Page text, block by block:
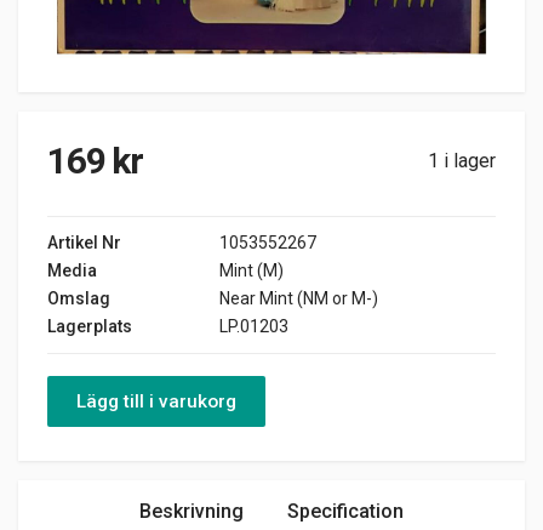
169 kr 1 i lager
Artikel Nr
1053552267
Media
Mint (M)
Omslag
Near Mint (NM or M-)
Lagerplats
LP.01203
Lägg till i varukorg
Beskrivning Specification